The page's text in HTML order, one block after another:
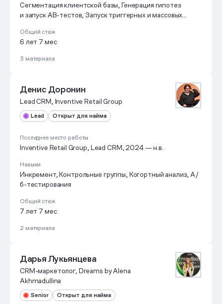
Общий стаж
6 лет 7 мес
Сегментация клиентской базы, Генерация гипотез
и запуск AB-тестов, Запуск триггерных и массовых
Автоматизация коммуникаций, Верстка рассылок
(конструктор, правки в HTML) в соответствии
со стилем, Принятым в компании или продукте;
3 материала
Денис Доронин
Lead CRM, Inventive Retail Group
Lead Открыт для найма
Последнее место работы
Inventive Retail Group, Lead CRM, 2024 — н.в.
Общий стаж
7 лет 7 мес
Навыки
Инкремент, Контрольные группы, Когортный анализ, А/
б-тестирования
2 материала
Дарья Лукьянцева
CRM-маркетолог, Dreams by Alena
Akhmadullina
Senior Открыт для найма